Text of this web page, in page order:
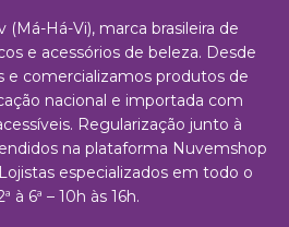
(Má-Há-Vi), marca brasileira de
e acessórios de beleza. Desde
e comercializamos produtos de
nacional e importada com
Regularização junto à
na plataforma Nuvemshop
especializados em todo o
à 6ª – 10h às 16h.